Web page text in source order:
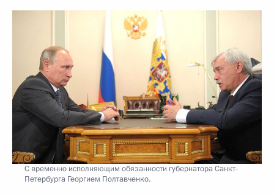
С временно исполняющим обязанности губернатора Санкт-
Петербурга Георгием Полтавченко.